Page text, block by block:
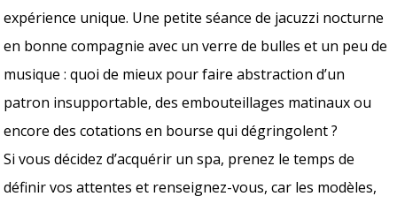
expérience unique. Une petite séance de jacuzzi nocturne
en bonne compagnie avec un verre de bulles et un peu de
musique : quoi de mieux pour faire abstraction d’un
patron insupportable, des embouteillages matinaux ou
encore des cotations en bourse qui dégringolent ?
Si vous décidez d’acquérir un spa, prenez le temps de
définir vos attentes et renseignez-vous, car les modèles,